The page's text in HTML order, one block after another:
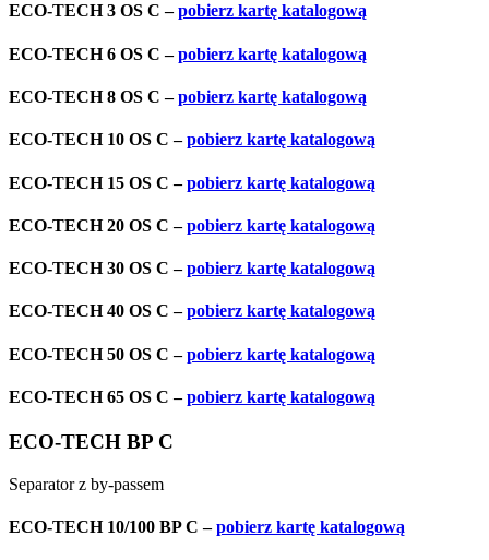
ECO-TECH 3 OS C –pobierz kartę katalogową
ECO-TECH 6 OS C –pobierz kartę katalogową
ECO-TECH 8 OS C –pobierz kartę katalogową
ECO-TECH 10 OS C –pobierz kartę katalogową
ECO-TECH 15 OS C –pobierz kartę katalogową
ECO-TECH 20 OS C –pobierz kartę katalogową
ECO-TECH 30 OS C –pobierz kartę katalogową
ECO-TECH 40 OS C –pobierz kartę katalogową
ECO-TECH 50 OS C –pobierz kartę katalogową
ECO-TECH 65 OS C –pobierz kartę katalogową
ECO-TECH BP C
Separator z by-passem
ECO-TECH 10/100 BP C –pobierz kartę katalogową